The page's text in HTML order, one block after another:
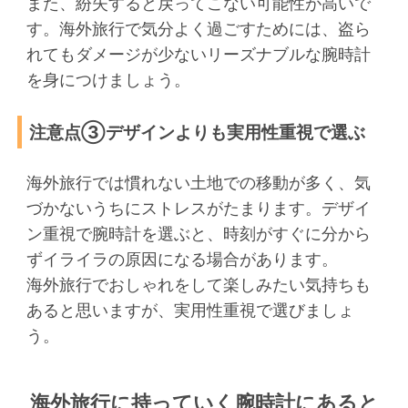
す。海外旅行で気分よく過ごすためには、盗ら
れてもダメージが少ないリーズナブルな腕時計
を身につけましょう。
注意点③デザインよりも実用性重視で選ぶ
海外旅行では慣れない土地での移動が多く、気
づかないうちにストレスがたまります。デザイ
ン重視で腕時計を選ぶと、時刻がすぐに分から
ずイライラの原因になる場合があります。
海外旅行でおしゃれをして楽しみたい気持ちも
あると思いますが、実用性重視で選びましょ
う。
海外旅行に持っていく腕時計にあると